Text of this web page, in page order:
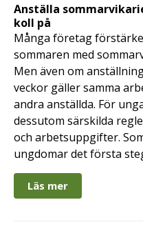
Anställa
koll på
Många företag
sommaren med
Men även om
veckor gäller samma
andra anställda. För
dessutom särskilda
och arbetsuppgifter.
ungdomar det första
Läs mer